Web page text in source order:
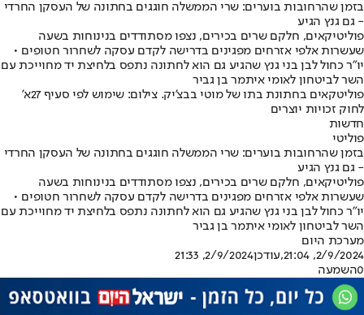
בזמן שהרחובות בוערים: שרי הממשלה חוגגים בחתונה של העסקן החרדי
- גם גנץ הגיע
פוליטיקאים, חלקם שרים בכירים, נצפו מסתודדים בנינוחות בשעה
שעשרות אלפי אזרחים מפגינים בדרישה לקדם עסקה לשחרור חטופים •
יו"ר כחול לבן בני גנץ שהגיע גם הוא לחתונה נתפס בלחיצת יד מחוייכת עם
השר לביטחון לאומי איתמר בן גביר
פוליטקאים בחתונת בתו של מוטי בבצ'יק. צילום: שימוש לפי סעיף 27א'
לחוק זכויות יוצרים
חדשות
פוליטי
בזמן שהרחובות בוערים: שרי הממשלה חוגגים בחתונה של העסקן החרדי
- גם גנץ הגיע
פוליטיקאים, חלקם שרים בכירים, נצפו מסתודדים בנינוחות בשעה
שעשרות אלפי אזרחים מפגינים בדרישה לקדם עסקה לשחרור חטופים •
יו"ר כחול לבן בני גנץ שהגיע גם הוא לחתונה נתפס בלחיצת יד מחוייכת עם
השר לביטחון לאומי איתמר בן גביר
מערכת היום
2/9/2024, 21:04
,עודכן2/9/2024, 21:33
0השמעה